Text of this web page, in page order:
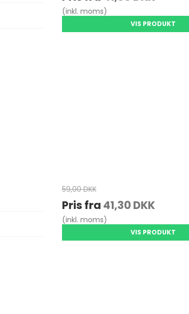
(inkl. moms)
VIS PRODUKT
59,00 DKK
Pris fra 41,30 DKK
(inkl. moms)
VIS PRODUKT